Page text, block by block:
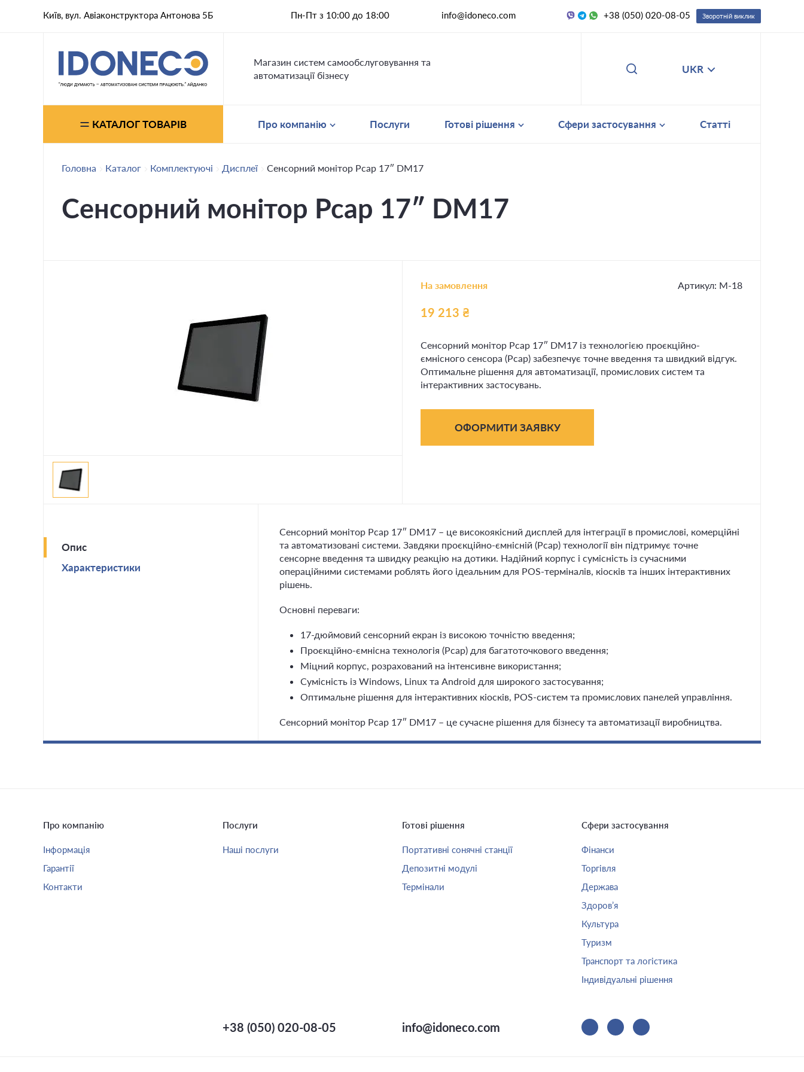
Київ, вул. Авіаконструктора Антонова 5Б Пн-Пт з 10:00 до 18:00 info@idoneco.com +38 (050) 020-08-05 Зворотній виклик
Магазин систем самообслуговування та
автоматизації бізнесу
UKR
КАТАЛОГ ТОВАРІВ Про компанію Послуги Готові рішення Сфери застосування Статті
Головна Каталог Комплектуючі Дисплеї Сенсорний монітор Pcap 17″ DM17
Сенсорний монітор Pcap 17″ DM17
На замовлення Артикул: М-18
19 213 ₴
Сенсорний монітор Pcap 17″ DM17 із технологією проєкційно-
ємнісного сенсора (Pcap) забезпечує точне введення та швидкий відгук.
Оптимальне рішення для автоматизації, промислових систем та
інтерактивних застосувань.
ОФОРМИТИ ЗАЯВКУ
Опис
Характеристики
Сенсорний монітор Pcap 17″ DM17 – це високоякісний дисплей для інтеграції в промислові, комерційні
та автоматизовані системи. Завдяки проєкційно-ємнісній (Pcap) технології він підтримує точне
сенсорне введення та швидку реакцію на дотики. Надійний корпус і сумісність із сучасними
операційними системами роблять його ідеальним для POS-терміналів, кіосків та інших інтерактивних
рішень.
Основні переваги:
17-дюймовий сенсорний екран із високою точністю введення;
Проєкційно-ємнісна технологія (Pcap) для багатоточкового введення;
Міцний корпус, розрахований на інтенсивне використання;
Сумісність із Windows, Linux та Android для широкого застосування;
Оптимальне рішення для інтерактивних кіосків, POS-систем та промислових панелей управління.
Сенсорний монітор Pcap 17″ DM17 – це сучасне рішення для бізнесу та автоматизації виробництва.
Про компанію
Інформація
Гарантії
Контакти
Послуги
Наші послуги
Готові рішення
Портативні сонячні станції
Депозитні модулі
Термінали
Сфери застосування
Фінанси
Торгівля
Держава
Здоров’я
Культура
Туризм
Транспорт та логістика
Індивідуальні рішення
+38 (050) 020-08-05 info@idoneco.com